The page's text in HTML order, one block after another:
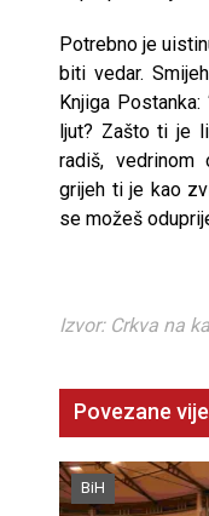
Potrebno je
biti vedar.
Knjiga
ljut? Zašto ti je
radiš,
grijeh ti je kao
se možeš
Izvor: Crkva na
Povezane
BiH